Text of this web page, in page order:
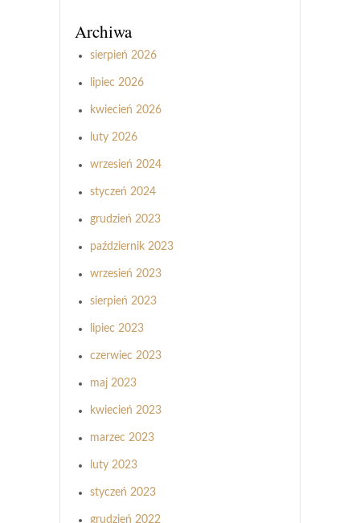
Archiwa
sierpień 2026
lipiec 2026
kwiecień 2026
luty 2026
wrzesień 2024
styczeń 2024
grudzień 2023
październik 2023
wrzesień 2023
sierpień 2023
lipiec 2023
czerwiec 2023
maj 2023
kwiecień 2023
marzec 2023
luty 2023
styczeń 2023
grudzień 2022